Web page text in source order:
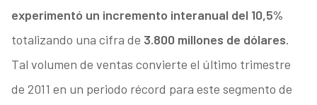
experimentó un incremento interanual del 10,5%
totalizando una cifra de 3.800 millones de dólares.
Tal volumen de ventas convierte el último trimestre
de 2011 en un periodo récord para este segmento de